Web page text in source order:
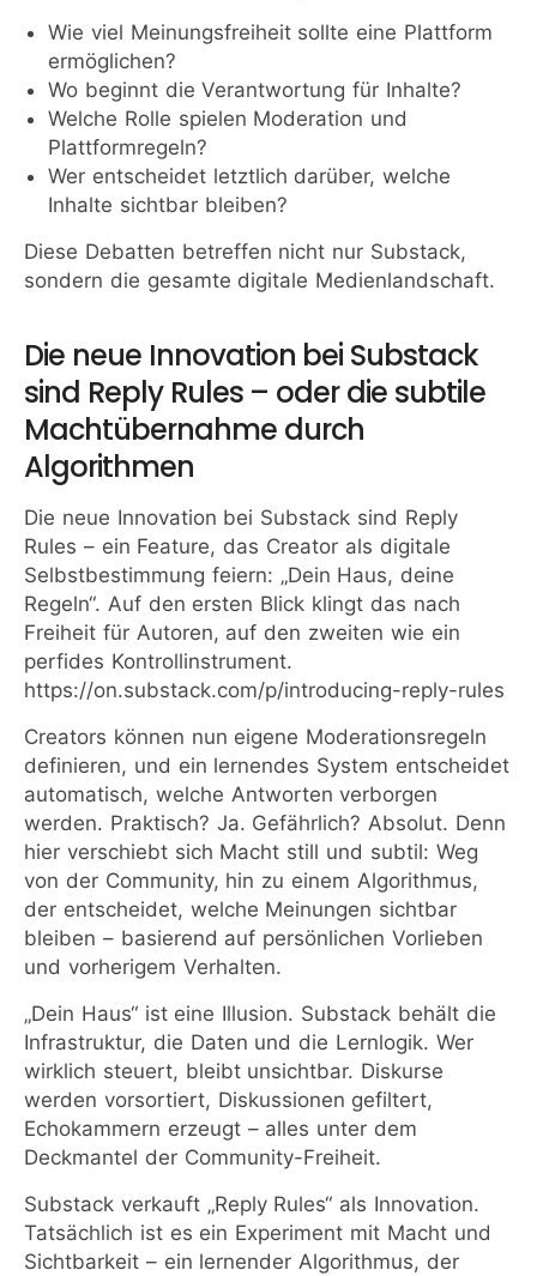
Wie viel Meinungsfreiheit sollte eine Plattform
ermöglichen?
Wo beginnt die Verantwortung für Inhalte?
Welche Rolle spielen Moderation und
Plattformregeln?
Wer entscheidet letztlich darüber, welche
Inhalte sichtbar bleiben?
Diese Debatten betreffen nicht nur Substack,
sondern die gesamte digitale Medienlandschaft.
Die neue Innovation bei Substack
sind Reply Rules – oder die subtile
Machtübernahme durch
Algorithmen
Die neue Innovation bei Substack sind Reply
Rules – ein Feature, das Creator als digitale
Selbstbestimmung feiern: „Dein Haus, deine
Regeln“. Auf den ersten Blick klingt das nach
Freiheit für Autoren, auf den zweiten wie ein
perfides Kontrollinstrument.
https://on.substack.com/p/introducing-reply-rules
Creators können nun eigene Moderationsregeln
definieren, und ein lernendes System entscheidet
automatisch, welche Antworten verborgen
werden. Praktisch? Ja. Gefährlich? Absolut. Denn
hier verschiebt sich Macht still und subtil: Weg
von der Community, hin zu einem Algorithmus,
der entscheidet, welche Meinungen sichtbar
bleiben – basierend auf persönlichen Vorlieben
und vorherigem Verhalten.
„Dein Haus“ ist eine Illusion. Substack behält die
Infrastruktur, die Daten und die Lernlogik. Wer
wirklich steuert, bleibt unsichtbar. Diskurse
werden vorsortiert, Diskussionen gefiltert,
Echokammern erzeugt – alles unter dem
Deckmantel der Community-Freiheit.
Substack verkauft „Reply Rules“ als Innovation.
Tatsächlich ist es ein Experiment mit Macht und
Sichtbarkeit – ein lernender Algorithmus, der